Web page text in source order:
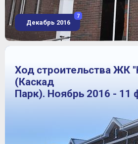
Декабрь 2016
7
Ход строительства ЖК
(Каскад
Парк). Ноябрь 2016 - 11